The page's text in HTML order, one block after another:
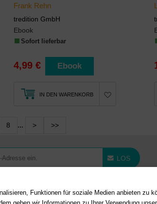
Funktionen für soziale Medien anbieten zu
Frank Rehn
tredition GmbH
Ebook
Sofort lieferbar
4,99 € Ebook
IN DEN WARENKORB
8 ... > >>
LOS